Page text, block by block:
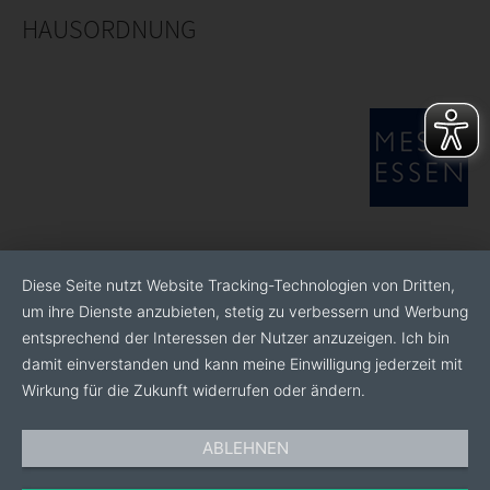
HAUSORDNUNG
Diese Seite nutzt Website Tracking-Technologien von Dritten,
um ihre Dienste anzubieten, stetig zu verbessern und Werbung
entsprechend der Interessen der Nutzer anzuzeigen. Ich bin
damit einverstanden und kann meine Einwilligung jederzeit mit
Wirkung für die Zukunft widerrufen oder ändern.
ABLEHNEN